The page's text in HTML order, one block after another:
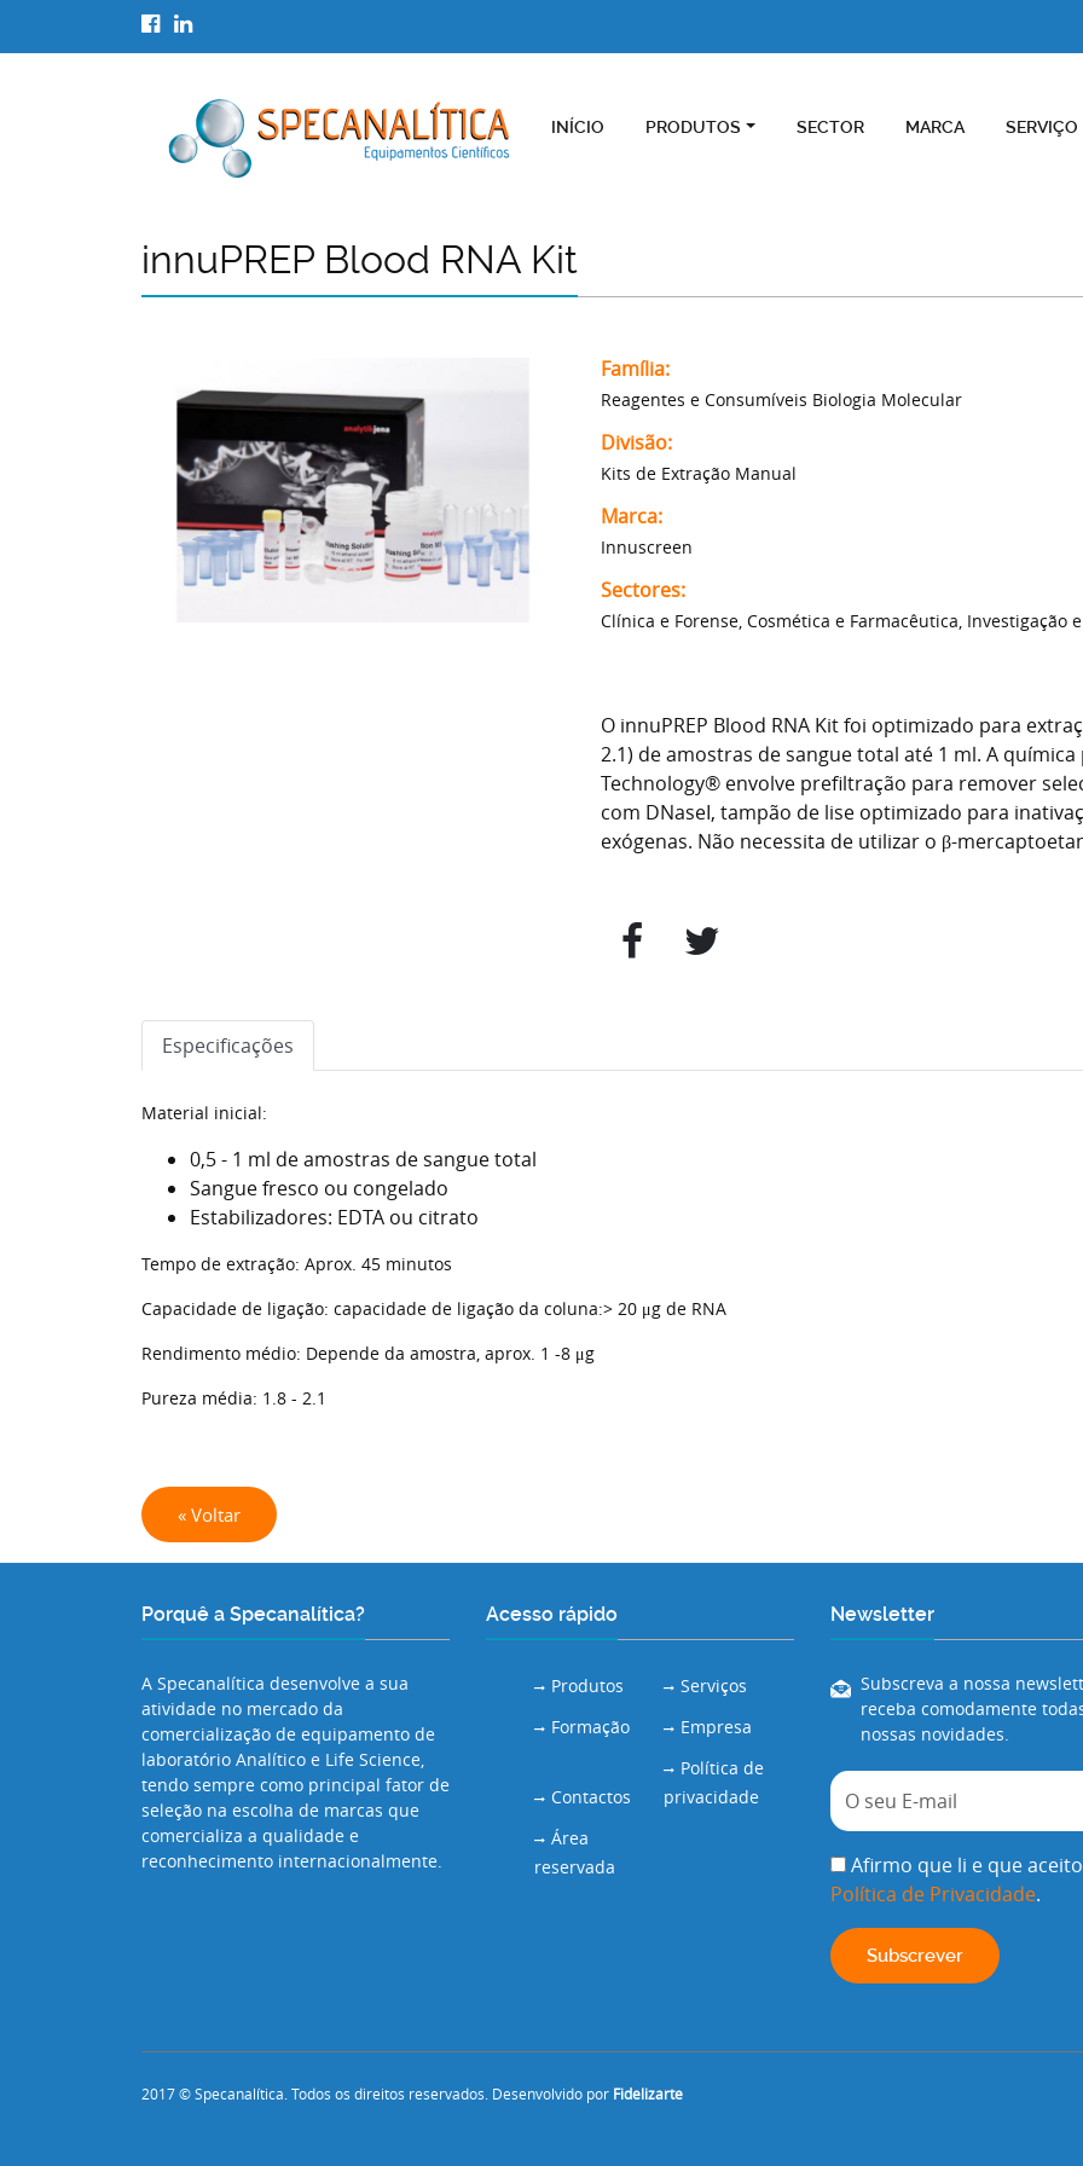
INÍCIO PRODUTOS SECTOR MARCA
innuPREP Blood RNA Kit
Família:
Reagentes e Consumíveis Biologia Molecular
Divisão:
Kits de Extração Manual
Marca:
Innuscreen
Sectores:
Clínica e Forense, Cosmética e Farmacêutica, Investigação
O innuPREP Blood RNA Kit foi optimizado para
2.1) de amostras de sangue total até 1 ml. A
Technology® envolve prefiltração para remover
com DNaseI, tampão de lise optimizado para
exógenas. Não necessita de utilizar o β-
Especificações
Material inicial:
0,5 - 1 ml de amostras de sangue total
Sangue fresco ou congelado
Estabilizadores: EDTA ou citrato
Tempo de extração: Aprox. 45 minutos
Capacidade de ligação: capacidade de ligação da coluna:> 20 μg de RNA
Rendimento médio: Depende da amostra, aprox. 1 -8 μg
Pureza média: 1.8 - 2.1
« Voltar
Porquê a Specanalítica?
A Specanalítica desenvolve a sua
atividade no mercado da
comercialização de equipamento de
laboratório Analítico e Life Science,
tendo sempre como principal fator de
seleção na escolha de marcas que
comercializa a qualidade e
reconhecimento internacionalmente.
Acesso rápido
Produtos
Serviços
Formação
Empresa
Contactos
Política de
privacidade
Área
reservada
Newsletter
Subscreva a nossa
receba comodamente
nossas novidades.
Afirmo que li e que
Política de Privacidade.
2017 © Specanalítica. Todos os direitos reservados. Desenvolvido por Fidelizarte